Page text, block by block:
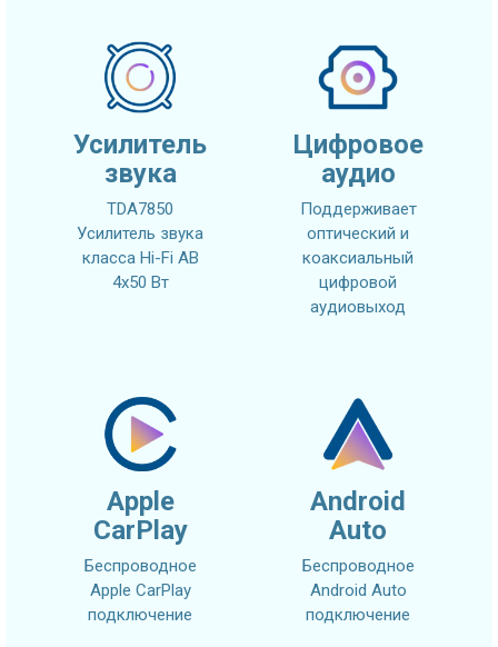
Усилитель
звука
TDA7850
Усилитель звука
класса Hi-Fi AB
4x50 Вт
Цифровое
аудио
Поддерживает
оптический и
коаксиальный
цифровой
аудиовыход
Apple
CarPlay
Беспроводное
Apple CarPlay
подключение
Android
Auto
Беспроводное
Android Auto
подключение